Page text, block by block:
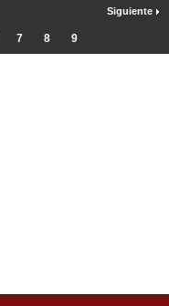
7 8 9
Siguiente